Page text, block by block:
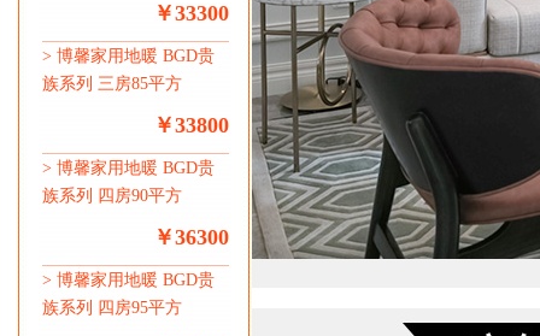
￥33300
> 博馨家用地暖 BGD贵
族系列 三房85平方
￥33800
> 博馨家用地暖 BGD贵
族系列 四房90平方
￥36300
> 博馨家用地暖 BGD贵
族系列 四房95平方